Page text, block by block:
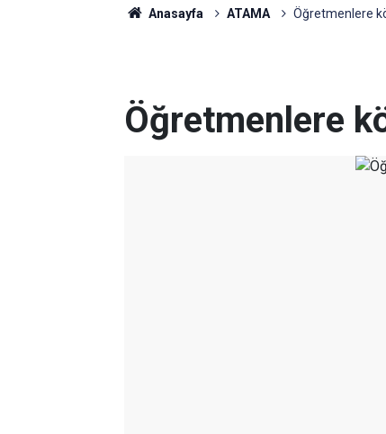
Anasayfa ATAMA Öğretmenlere
Öğretmenlere